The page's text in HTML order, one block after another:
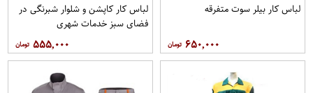
لباس کار بیلر سوت متفرقه
۶۵۰,۰۰۰
لباس کار کاپشن و شلوار شبرنگی در
فضای سبز خدمات شهری
۵۵۵,۰۰۰